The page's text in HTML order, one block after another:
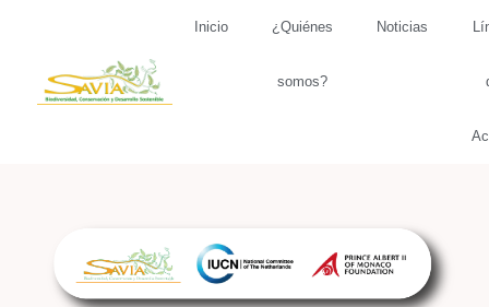
Inicio ¿Quiénes
somos?
Noticias